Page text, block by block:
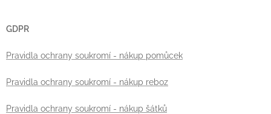
GDPR
Pravidla ochrany soukromí - nákup pomůcek
Pravidla ochrany soukromí - nákup reboz
Pravidla ochrany soukromí - nákup šátků